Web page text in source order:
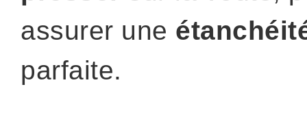
assurer une
parfaite.